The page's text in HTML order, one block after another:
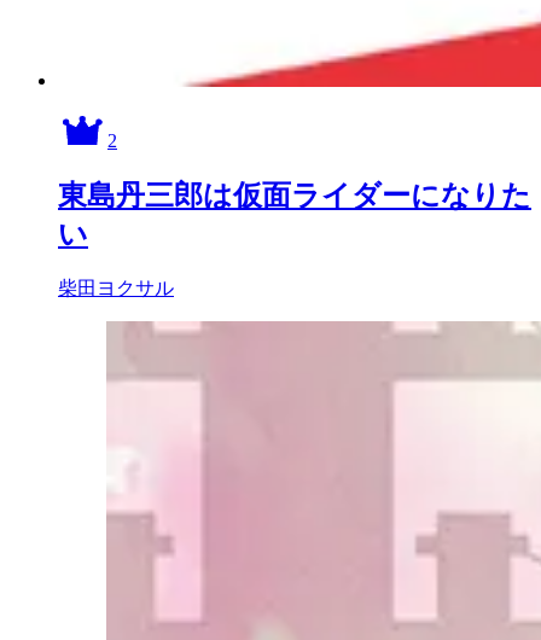
2
東島丹三郎は仮面ライダーになりた
い
柴田ヨクサル